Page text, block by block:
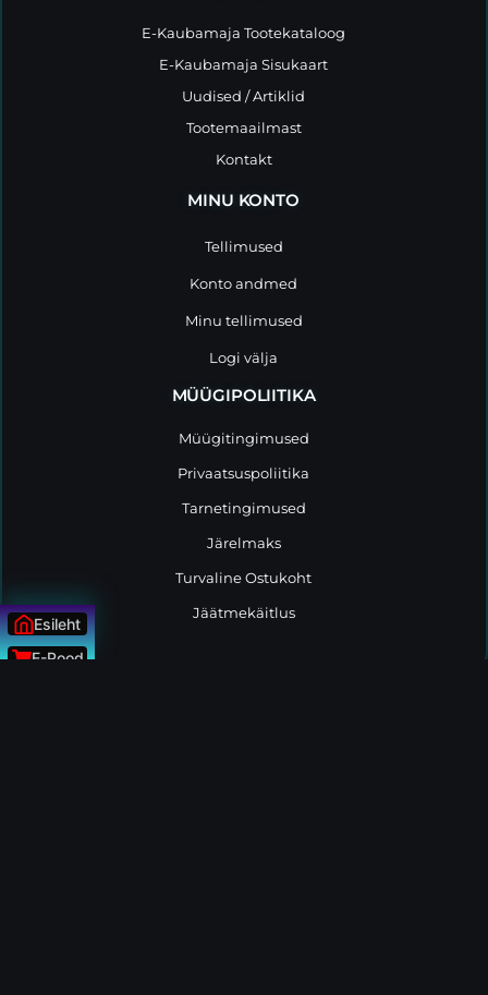
E-Kaubamaja Tootekataloog
E-Kaubamaja Sisukaart
Uudised / Artiklid
Tootemaailmast
Kontakt
MINU KONTO
Tellimused
Konto andmed
Minu tellimused
Logi välja
MÜÜGIPOLIITIKA
Müügitingimused
Privaatsuspoliitika
Tarnetingimused
Järelmaks
Turvaline Ostukoht
Jäätmekäitlus
Esileht
E-Pood